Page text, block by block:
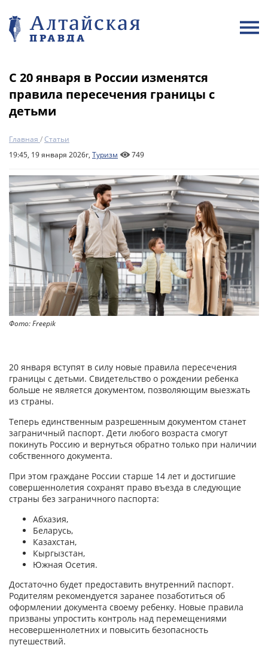
C 20 января в России изменятся
правила пересечения границы с
детьми
Главная /Статьи
19:45, 19 января 2026г, Туризм 749
Фото: Freepik
20 января вступят в силу новые правила пересечения
границы с детьми. Свидетельство о рождении ребенка
больше не является документом, позволяющим выезжать
из страны.
Теперь единственным разрешенным документом станет
заграничный паспорт. Дети любого возраста смогут
покинуть Россию и вернуться обратно только при наличии
собственного документа.
При этом граждане России старше 14 лет и достигшие
совершеннолетия сохранят право въезда в следующие
страны без заграничного паспорта:
Абхазия,
Беларусь,
Казахстан,
Кыргызстан,
Южная Осетия.
Достаточно будет предоставить внутренний паспорт.
Родителям рекомендуется заранее позаботиться об
оформлении документа своему ребенку. Новые правила
призваны упростить контроль над перемещениями
несовершеннолетних и повысить безопасность
путешествий.